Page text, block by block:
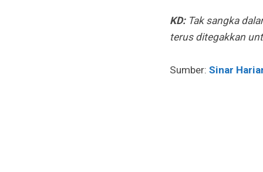
KD:Tak sangka
terus ditegakkan
Sumber: Sinar